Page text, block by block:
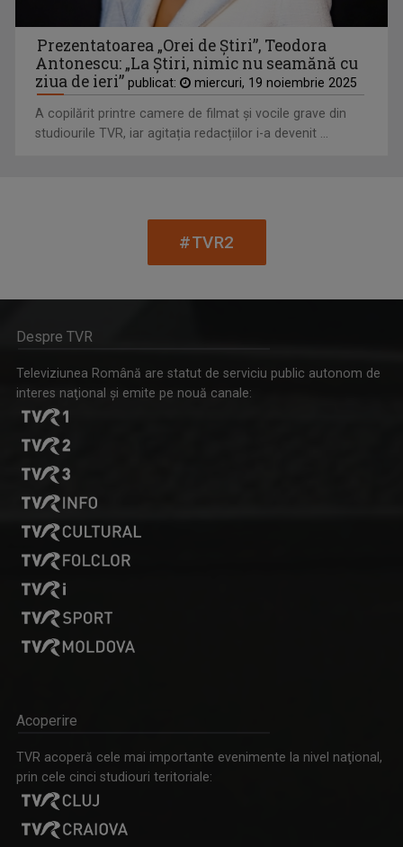
Pasionat de pescuit încă din copilărie, ...
PAUL SURUGIU - FUEGO
Artist de succes, cu mare priză la public și o ...
STELA POPA
Stela și-a împlinit visul din copilărie: să ...
Prezentatoarea „Orei de Ştiri”, Teodora
Antonescu: „La Ştiri, nimic nu seamănă cu
ziua de ieri” publicat: miercuri, 19 noiembrie 2025
A copilărit printre camere de filmat și vocile grave din
studiourile TVR, iar agitația redacțiilor i-a devenit ...
#TVR2
Despre TVR
Televiziunea Română are statut de serviciu public autonom de
interes naţional şi emite pe nouă canale:
Acoperire
TVR acoperă cele mai importante evenimente la nivel naţional,
prin cele cinci studiouri teritoriale: